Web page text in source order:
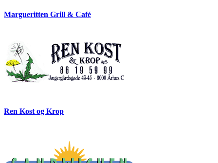
Margueritten Grill & Café
Ren Kost og Krop